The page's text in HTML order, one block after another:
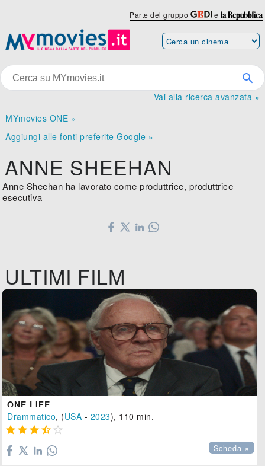
Parte del gruppo e
Vai alla ricerca avanzata »
MYmovies ONE »
Aggiungi alle fonti preferite Google »
ANNE SHEEHAN
Anne Sheehan ha lavorato come produttrice, produttrice
esecutiva
ULTIMI FILM
ONE LIFE
Drammatico, (USA - 2023), 110 min.
    
Scheda »